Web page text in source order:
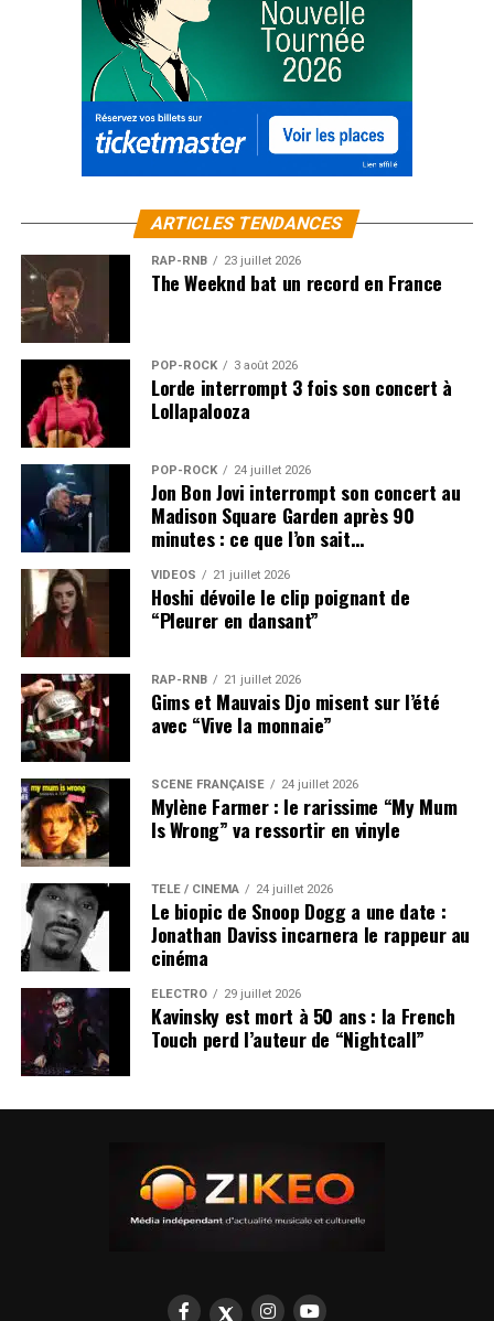
ARTICLES TENDANCES
RAP-RNB 23 juillet 2026
The Weeknd bat un record en France
POP-ROCK 3 août 2026
Lorde interrompt 3 fois son concert à
Lollapalooza
POP-ROCK 24 juillet 2026
Jon Bon Jovi interrompt son concert au
Madison Square Garden après 90
minutes : ce que l’on sait…
VIDEOS 21 juillet 2026
Hoshi dévoile le clip poignant de
“Pleurer en dansant”
RAP-RNB 21 juillet 2026
Gims et Mauvais Djo misent sur l’été
avec “Vive la monnaie”
SCÈNE FRANÇAISE 24 juillet 2026
Mylène Farmer : le rarissime “My Mum
Is Wrong” va ressortir en vinyle
TÉLÉ / CINÉMA 24 juillet 2026
Le biopic de Snoop Dogg a une date :
Jonathan Daviss incarnera le rappeur au
cinéma
ÉLECTRO 29 juillet 2026
Kavinsky est mort à 50 ans : la French
Touch perd l’auteur de “Nightcall”